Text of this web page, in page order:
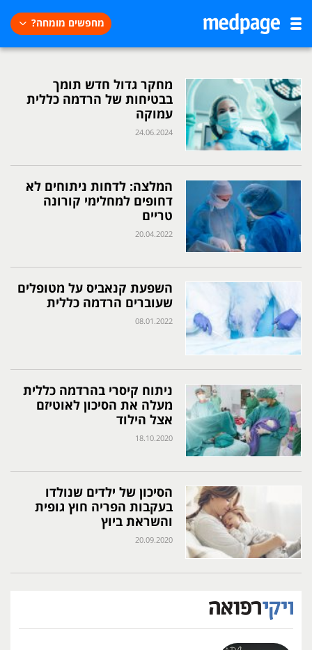
מחפשים מומחה?
מחקר גדול חדש תומך
בבטיחות של הרדמה כללית
עמוקה
24.06.2024
המלצה: לדחות ניתוחים לא
דחופים למחלימי קורונה
טריים
20.04.2022
השפעת קנאביס על מטופלים
שעוברים הרדמה כללית
08.01.2022
ניתוח קיסרי בהרדמה כללית
מעלה את הסיכון לאוטיזם
אצל הילוד
18.10.2020
הסיכון של ילדים שנולדו
בעקבות הפריה חוץ גופית
והשראת ביוץ
20.09.2020